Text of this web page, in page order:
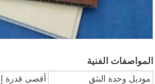
المواصفات الفنية
موديل وحدة البثق أقصى قدرة